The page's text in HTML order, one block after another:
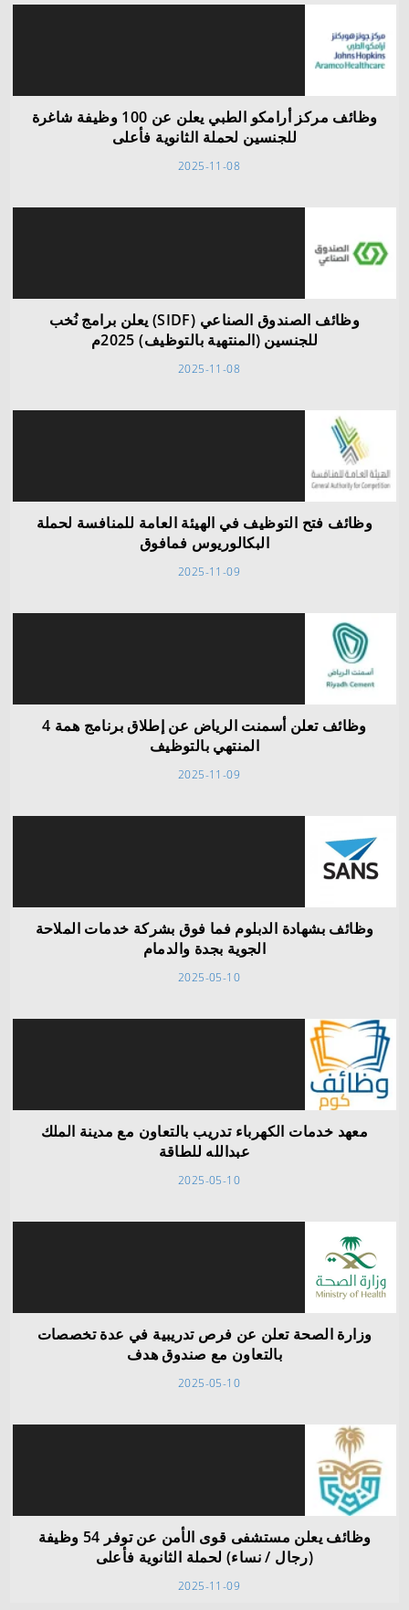
وظائف مركز أرامكو الطبي يعلن عن 100 وظيفة شاغرة
للجنسين لحملة الثانوية فأعلى
2025-11-08
وظائف الصندوق الصناعي (SIDF) يعلن برامج نُخب
للجنسين (المنتهية بالتوظيف) 2025م
2025-11-08
وظائف فتح التوظيف في الهيئة العامة للمنافسة لحملة
البكالوريوس فمافوق
2025-11-09
وظائف تعلن أسمنت الرياض عن إطلاق برنامج همة 4
المنتهي بالتوظيف
2025-11-09
وظائف بشهادة الدبلوم فما فوق بشركة خدمات الملاحة
الجوية بجدة والدمام
2025-05-10
معهد خدمات الكهرباء تدريب بالتعاون مع مدينة الملك
عبدالله للطاقة
2025-05-10
وزارة الصحة تعلن عن فرص تدريبية في عدة تخصصات
بالتعاون مع صندوق هدف
2025-05-10
وظائف يعلن مستشفى قوى الأمن عن توفر 54 وظيفة
(رجال / نساء) لحملة الثانوية فأعلى
2025-11-09